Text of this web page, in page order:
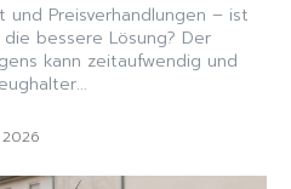
Preisverhandlungen – ist
bessere Lösung? Der
kann zeitaufwendig und